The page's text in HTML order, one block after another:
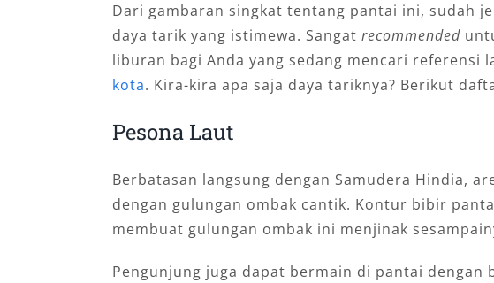
Dari gambaran singkat tentang pantai ini, sudah
daya tarik yang istimewa. Sangat recommended
liburan bagi Anda yang sedang mencari referensi
kota. Kira-kira apa saja daya tariknya? Berikut
Pesona Laut
Berbatasan langsung dengan Samudera Hindia,
dengan gulungan ombak cantik. Kontur bibir
membuat gulungan ombak ini menjinak
Pengunjung juga dapat bermain di pantai dengan